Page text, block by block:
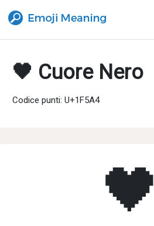
🖤 Cuore Nero
Codice punti: U+1F5A4
🖤